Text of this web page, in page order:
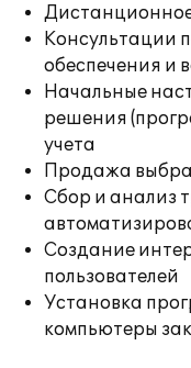
Дистанционное
Консультации
обеспечения и
Начальные
решения
учета
Продажа
Сбор и анализ
Создание
пользователей
Установка
компьютеры